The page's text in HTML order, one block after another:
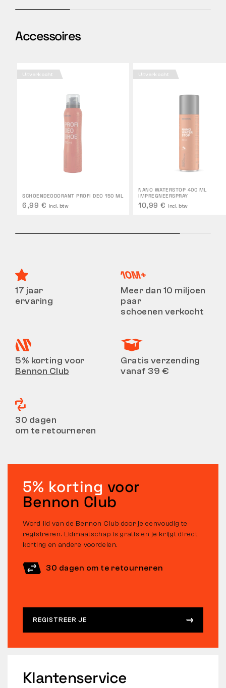
Accessoires
Uitverkocht
SCHOENDEODORANT PROFI DEO 150 ML
6,99 € incl. btw
Uitverkocht
NANO WATERSTOP 400 ML
IMPREGNEERSPRAY
10,99 € incl. btw
17 jaar
ervaring
Meer dan 10 miljoen
paar
schoenen verkocht
5% korting voor
Bennon Club
Gratis verzending
vanaf 39 €
30 dagen
om te retourneren
5% korting voor
Bennon Club
Word lid van de Bennon Club door je eenvoudig te
registreren. Lidmaatschap is gratis en je krijgt direct
korting en andere voordelen.
30 dagen om te retourneren
REGISTREER JE
Klantenservice